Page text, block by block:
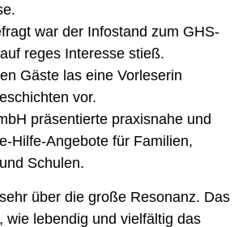
war der Infostand zum GHS-
reges Interesse stieß.
Gäste las eine Vorleserin
vor.
präsentierte praxisnahe und
Hilfe-Angebote für Familien,
Schulen.
über die große Resonanz. Das
wie lebendig und vielfältig das